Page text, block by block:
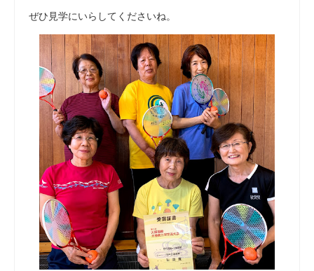
ぜひ見学にいらしてくださいね。